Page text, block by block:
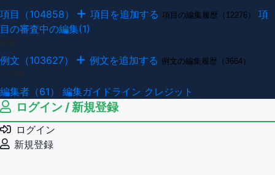
項目（104858） 項目を追加する 項目の編集履歴（12276）
項
目の審査中の編集(1)
例文（103627） 例文を追加する 例文の編集履歴（3664）
編集者（61） 編集ガイドライン クレジット
ログイン / 新規登録
ログイン
新規登録